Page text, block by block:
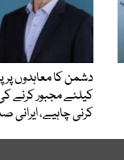
دشمن کا معاہدوں پر
کیلئے مجبور کرنے
کرنی چاہیے، ایرانی